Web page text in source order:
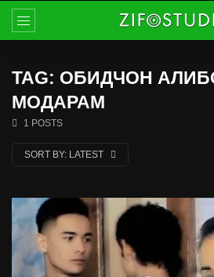
TAG: ОБИДЧОН
МОДАРАМ
1 POSTS
SORT BY: LATEST